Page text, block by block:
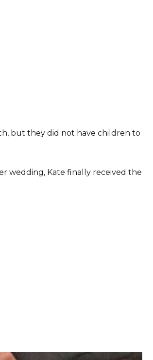
but they did not have children to
wedding, Kate finally received the